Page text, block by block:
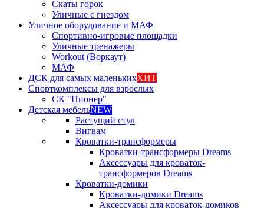
Скаты горок
Уличные с гнездом
Уличное оборудование и МАФ
Спортивно-игровые площадки
Уличные тренажеры
Workout (Воркаут)
МАФ
ДСК для самых маленькихХИТ
Спорткомплексы для взрослых
СК "Пионер"
Детская мебельNEW
Растущий стул
Вигвам
Кроватки-трансформеры
Кроватки-трансформеры Dreams
Аксессуары для кроваток-
трансформеров Dreams
Кроватки-домики
Кроватки-домики Dreams
Аксессуары для кроваток-домиков